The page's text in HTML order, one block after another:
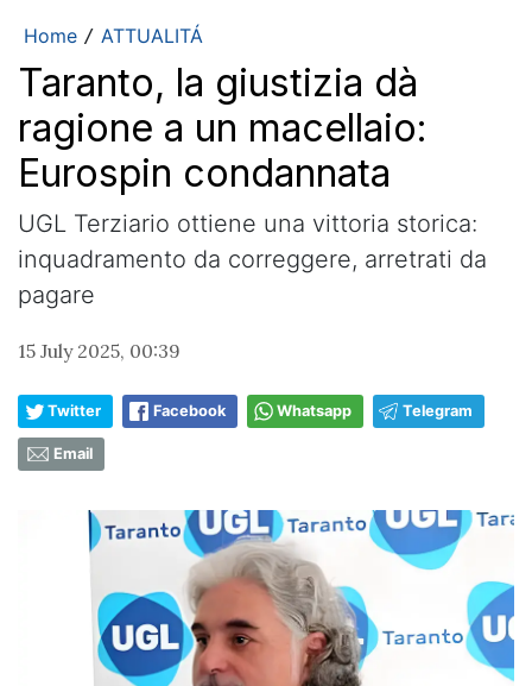
Home / ATTUALITÁ
Taranto, la giustizia dà
ragione a un macellaio:
Eurospin condannata
UGL Terziario ottiene una vittoria storica:
inquadramento da correggere, arretrati da
pagare
15 July 2025, 00:39
Twitter Facebook Whatsapp Telegram
Email